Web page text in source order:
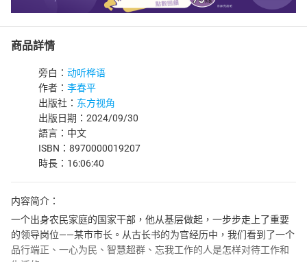
商品詳情
旁白： 动听桦语
作者： 李春平
出版社： 东方视角
出版日期：2024/09/30
語言：中文
ISBN：8970000019207
時長：16:06:40
内容简介：
一个出身农民家庭的国家干部，他从基层做起，一步步走上了重要
的领导岗位——某市市长。从古长书的为官经历中，我们看到了一个
品行端正、一心为民、智慧超群、忘我工作的人是怎样对待工作和